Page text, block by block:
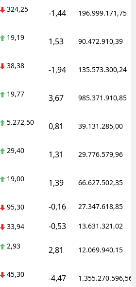
324,25 -1,44 196.999.171,75
19,19 1,53 90.472.910,39
38,38 -1,94 135.573.300,24
19,77 3,67 985.371.910,85
5.272,50 0,81 39.131.285,00
29,40 1,31 29.776.579,96
19,00 1,39 66.627.502,35
95,30 -0,16 27.347.618,85
33,94 -0,53 13.631.321,02
2,93 2,81 12.069.940,15
45,30 -4,47 1.355.270.596,56